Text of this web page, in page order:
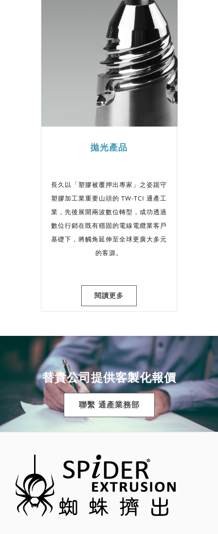
拋光產品
長久以「塑膠被覆押出專家」之姿踞守
塑膠加工業重要山頭的 TW-TCI 通產工
業，先後展開兩波數位轉型，成功透過
數位行銷在既有穩固的電線電纜業客戶
基礎下，將觸角延伸至全球更廣大多元
的客源。
閱讀更多
替貴公司提供客製化報價
聯繫 通產業務部